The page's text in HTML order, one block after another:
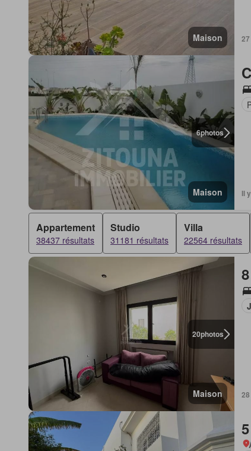
Maison
6photos
Maison Il
Appartement
38437 résultats
Studio
31181 résultats
Villa
22564 résultats
20photos
Maison